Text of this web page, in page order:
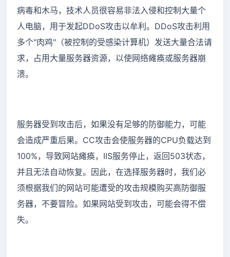
病毒和木马，技术人员很容易非法入侵和控制大量个
人电脑，用于发起DDoS攻击以牟利。DDoS攻击利用
多个"肉鸡"（被控制的受感染计算机）发送大量合法请
求，占用大量服务器资源，以使网络瘫痪或服务器崩
溃。
服务器受到攻击后，如果没有足够的防御能力，可能
会造成严重后果。CC攻击会使服务器的CPU负载达到
100%，导致网站瘫痪，IIS服务停止，返回503状态，
并且无法自动恢复。因此，在选择服务器时，我们必
须根据我们的网站可能遭受的攻击规模购买高防御服
务器，不要冒险。如果网站受到攻击，可能会得不偿
失。